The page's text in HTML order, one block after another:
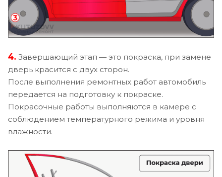
4. Завершающий этап — это покраска, при замене
дверь красится с двух сторон.
После выполнения ремонтных работ автомобиль
передается на подготовку к покраске.
Покрасочные работы выполняются в камере с
соблюдением температурного режима и уровня
влажности.